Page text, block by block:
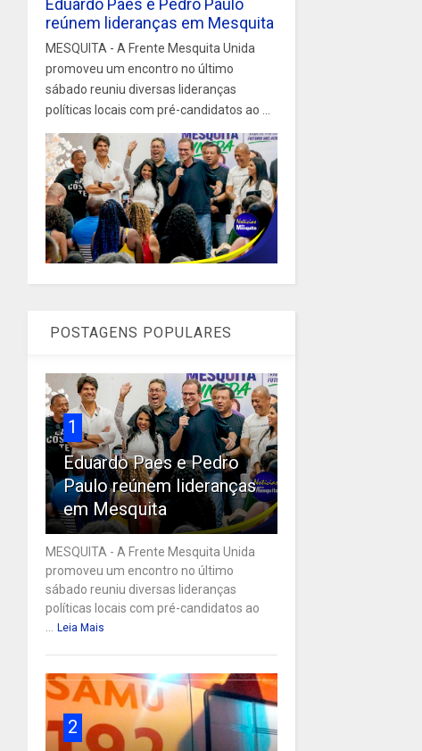
Eduardo Paes e Pedro Paulo
reúnem lideranças em Mesquita
MESQUITA - A Frente Mesquita Unida
promoveu um encontro no último
sábado reuniu diversas lideranças
políticas locais com pré-candidatos ao ...
POSTAGENS POPULARES
1
Eduardo Paes e Pedro
Paulo reúnem lideranças
em Mesquita
MESQUITA - A Frente Mesquita Unida
promoveu um encontro no último
sábado reuniu diversas lideranças
políticas locais com pré-candidatos ao
... Leia Mais
2